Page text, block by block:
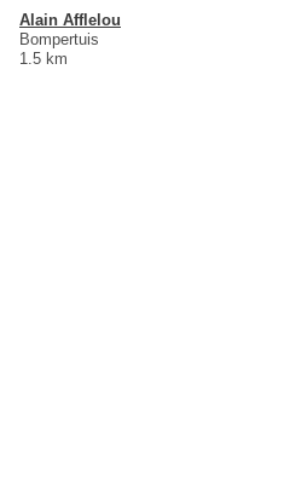
Alain Afflelou
Bompertuis
1.5 km